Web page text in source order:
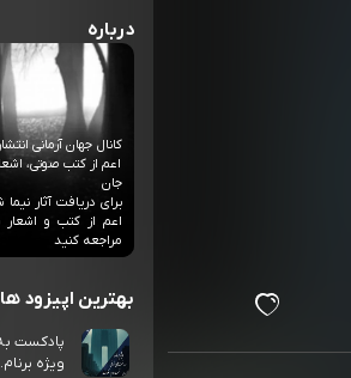
درباره
کانال جهان آرمانی
اعم از کتب صوتی،
جان
برای دریافت آثار
اعم از کتب و اشعار
مراجعه کنید
بهترین اپیزود ها
پادکست
ویژه